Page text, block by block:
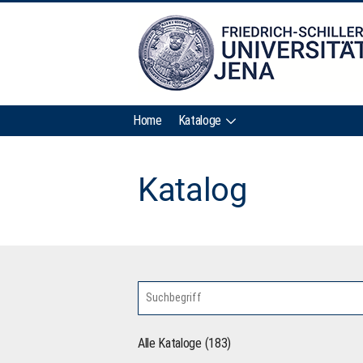
Home Kataloge
Katalog
Alle Kataloge (183)